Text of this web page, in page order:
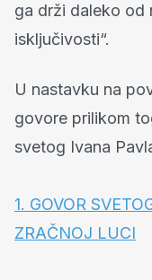
ga drži daleko od
isključivosti“.
U nastavku na
govore prilikom
svetog Ivana
1. GOVOR
ZRAČNOJ LUCI